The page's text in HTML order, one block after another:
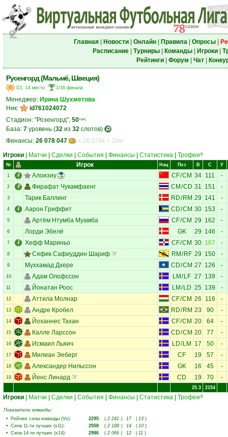
Главная| Новости| Онлайн| Правила| Опросы|
Расписание| Турниры| Команды| Игроки|
Рейтинги| Форум Чат|
Русенгорд (Мальмё, Швеция)
D1, 14 место 1/16 финала
Менеджер: Ирина Шухметова
Ник:
id761024072
Стадион: "Розенгорд", 50тыс.
База: 7 уровень (32 из 32 слотов)
Финансы: 26 078 047
= 26 078к = 26м
Игроки
Матчи Сделки События Финансы Статистика Трофеи 6
№ Игрок Нац Поз В С У
1 Алоизиу CF/CM 34 111 -
2 Фирафат Чукамфаенг CM /CD 31 151 -
3 Тарик Баллинг RD/ RM 29 141 -
4 Аарон Гриффит CD/CM 30 153 -
5 Артём Нтумба Муамба CF/CM 29 162 -
6 Лорди Эбелё GK 29 146 -
7 Хефф Мариньо CF/CM 30 167 -
8 Сяфик Сафиуддин Шариф RM / RF 29 150 -
9 Муххамад Дхере CD/CM 27 126 -
10 Адам Олофссон LM / LF 27 139 -
11 Йонатан Роос LM / LD 25 139 -
12 Аттила Молнар CF/CM 26 116 -
13 Андре Кробел RD/ RM 23 90 -
14 Йоханнес Тахан CF/CM 20 64 -
15 Калле Ларссон CD/CM 20 77 -
16 Исмаил Льяич LD/ LM 17 50 -
17 Милиан Эеберг CF 19 57 -
18 Александер Нильссон GK 16 45 -
19 Йенс Линард CD 19 70 -
25.3 2154
Игроки Матчи Сделки События Финансы Статистика Трофеи 6
Показатели команды:
• Рейтинг силы команды (Vs): 2295 ( 2 241 17 13 )
• Сила 11-ти лучших (s11): 2558 ( 2 188 14 10 )
• Сила 14-ти лучших (s14): 2986 ( 2 066 12 11 )